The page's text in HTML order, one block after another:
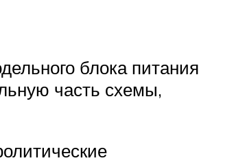
блока питания
часть схемы,